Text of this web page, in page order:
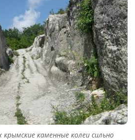
крымские каменные колеи сильно